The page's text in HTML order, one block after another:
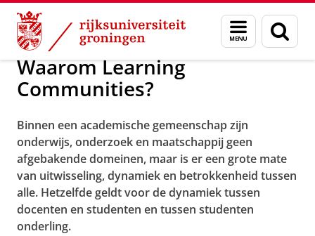
Skip
Content
Skip
Navigation
Menu
en
zoeken
Over Learning Communities
Waarom Learning
Communities?
Binnen een academische gemeenschap zijn
onderwijs, onderzoek en maatschappij geen
afgebakende domeinen, maar is er een grote mate
van uitwisseling, dynamiek en betrokkenheid tussen
alle. Hetzelfde geldt voor de dynamiek tussen
docenten en studenten en tussen studenten
onderling.